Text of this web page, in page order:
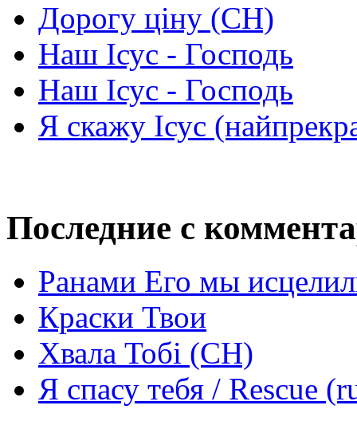
Дорогу ціну (СН)
Наш Ісус - Господь
Наш Ісус - Господь
Я скажу Ісус
Последние с
Ранами Его мы
Краски Твои
Хвала Тобі (СН)
Я спасу тебя / Rescue